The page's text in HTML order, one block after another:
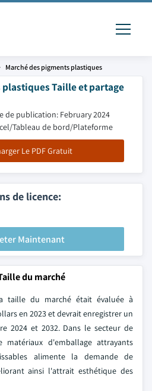
Marché des pigments plastiques
Taille et partage
de publication: February 2024
Tableau de bord/Plateforme
Le PDF Gratuit
de licence:
Maintenant
du marché
taille du marché était évaluée à
en 2023 et devrait enregistrer un
2024 et 2032. Dans le secteur de
matériaux d'emballage attrayants
alimente la demande de
ainsi l'attrait esthétique des